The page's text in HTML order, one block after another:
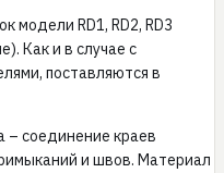
модели RD1, RD2, RD3
Как и в случае с
поставляются в
– соединение краев
и швов. Материал